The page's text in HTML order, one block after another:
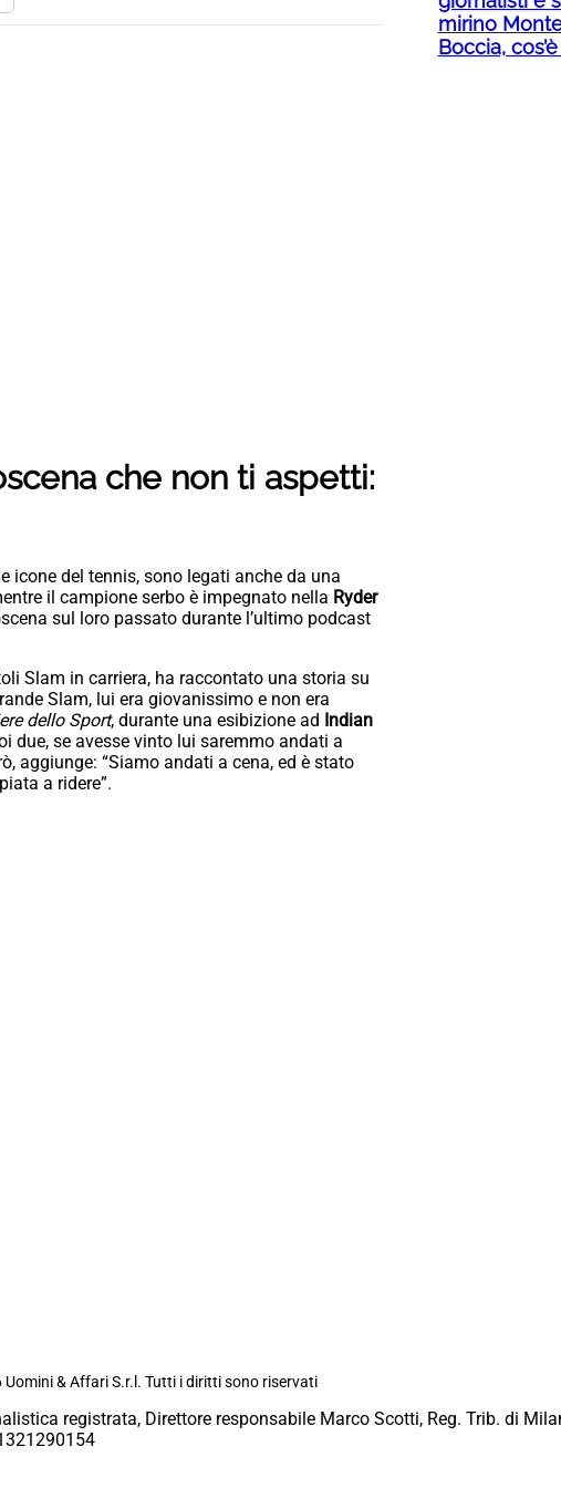
che non ti aspetti:
icone del tennis, sono legati anche da una
il campione serbo è impegnato nella Ryder
sul loro passato durante l’ultimo podcast
Slam in carriera, ha raccontato una storia su
Slam, lui era giovanissimo e non era
dello Sport, durante una esibizione ad Indian
due, se avesse vinto lui saremmo andati a
aggiunge: “Siamo andati a cena, ed è stato
a ridere”.
mirino
Boccia,
& Affari S.r.l. Tutti i diritti sono riservati
registrata, Direttore responsabile Marco Scotti, Reg. Trib. di